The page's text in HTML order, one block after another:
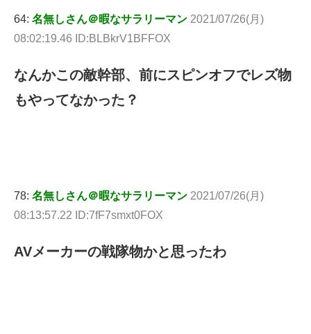
64: 名無しさん＠暇なサラリーマン 2021/07/26(月)
08:02:19.46 ID:BLBkrV1BFFOX
なんかこの敵幹部、前にスピンオフでレズ物
もやってなかった？
78: 名無しさん＠暇なサラリーマン 2021/07/26(月)
08:13:57.22 ID:7fF7smxt0FOX
AVメーカーの戦隊物かと思ったわ